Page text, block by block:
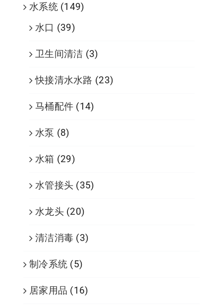
水系统 (149)
水口 (39)
卫生间清洁 (3)
快接清水水路 (23)
马桶配件 (14)
水泵 (8)
水箱 (29)
水管接头 (35)
水龙头 (20)
清洁消毒 (3)
制冷系统 (5)
居家用品 (16)